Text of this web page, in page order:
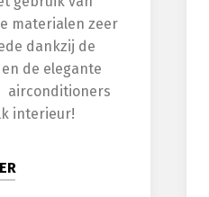
materialen zeer
dankzij de
de elegante
airconditioners
interieur!